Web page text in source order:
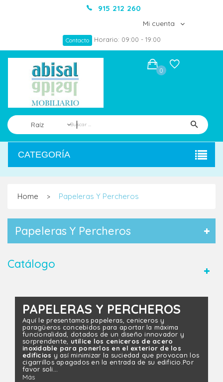
915 212 260
Mi cuenta
Contacto Horario: 09:00 - 19:00
Raíz
0
CATEGORÍA
Home > Papeleras Y Percheros
Papeleras Y Percheros
Catálogo
PAPELERAS Y PERCHEROS
Aquí le presentamos papeleras, ceniceros y
paragüeros concebidos para aportar la máxima
funcionalidad, dotados de un diseño innovador y
sorprendente, utilice los ceniceros de acero
inoxidable para ponerlos en el exterior de los
edificios y así minimizar la suciedad que provocan los
cigarrillos apagados en la entrada de su edificio.Por
favor soli...
Más